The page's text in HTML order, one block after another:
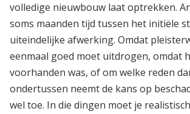
volledige nieuwbouw laat optrekken.
soms maanden tijd tussen het initiële
uiteindelijke afwerking. Omdat
eenmaal goed moet uitdrogen, omdat
voorhanden was, of om welke reden
ondertussen neemt de kans op
wel toe. In die dingen moet je